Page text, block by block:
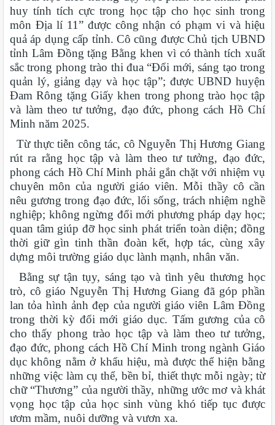
huy tính tích cực trong học tập cho học sinh trong
môn Địa lí 11” được công nhận có phạm vi và hiệu
quả áp dụng cấp tỉnh. Cô cũng được Chủ tịch UBND
tỉnh Lâm Đồng tặng Bằng khen vì có thành tích xuất
sắc trong phong trào thi đua “Đổi mới, sáng tạo trong
quản lý, giảng dạy và học tập”; được UBND huyện
Đam Rông tặng Giấy khen trong phong trào học tập
và làm theo tư tưởng, đạo đức, phong cách Hồ Chí
Minh năm 2025.
Từ thực tiễn công tác, cô Nguyễn Thị Hương Giang
rút ra rằng học tập và làm theo tư tưởng, đạo đức,
phong cách Hồ Chí Minh phải gắn chặt với nhiệm vụ
chuyên môn của người giáo viên. Mỗi thầy cô cần
nêu gương trong đạo đức, lối sống, trách nhiệm nghề
nghiệp; không ngừng đổi mới phương pháp dạy học;
quan tâm giúp đỡ học sinh phát triển toàn diện; đồng
thời giữ gìn tinh thần đoàn kết, hợp tác, cùng xây
dựng môi trường giáo dục lành mạnh, nhân văn.
Bằng sự tận tụy, sáng tạo và tình yêu thương học
trò, cô giáo Nguyễn Thị Hương Giang đã góp phần
lan tỏa hình ảnh đẹp của người giáo viên Lâm Đồng
trong thời kỳ đổi mới giáo dục. Tấm gương của cô
cho thấy phong trào học tập và làm theo tư tưởng,
đạo đức, phong cách Hồ Chí Minh trong ngành Giáo
dục không nằm ở khẩu hiệu, mà được thể hiện bằng
những việc làm cụ thể, bền bỉ, thiết thực mỗi ngày; từ
chữ “Thương” của người thầy, những ước mơ và khát
vọng học tập của học sinh vùng khó tiếp tục được
ươm mầm, nuôi dưỡng và vươn xa.